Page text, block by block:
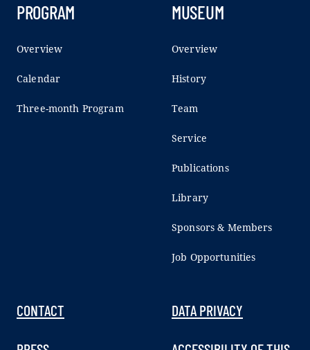
PROGRAM
Overview
Calendar
Three-month Program
MUSEUM
Overview
History
Team
Service
Publications
Library
Sponsors & Members
Job Opportunities
CONTACT DATA PRIVACY